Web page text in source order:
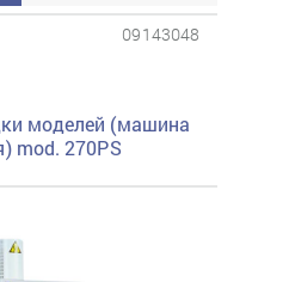
09143048
моделей (машина
mod. 270PS